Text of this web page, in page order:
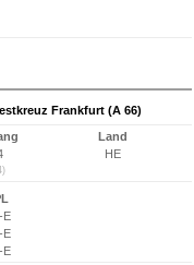
Frankfurt (A 66)
Land
HE
E
E
E